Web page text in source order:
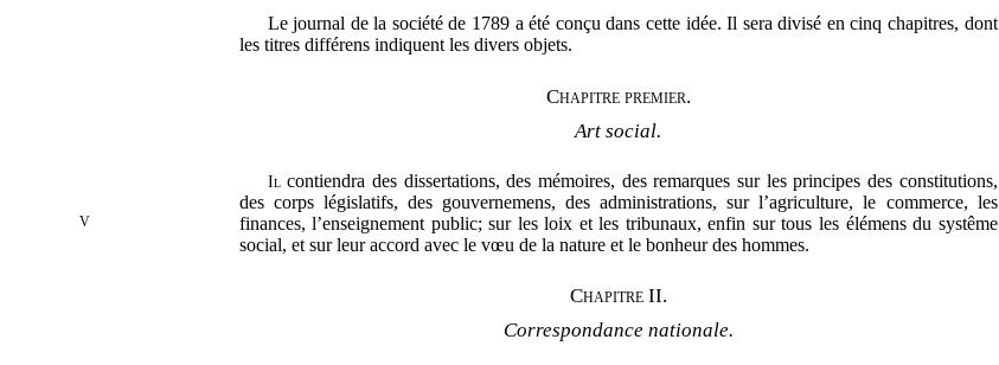
Le journal de la société de 1789 a été conçu dans cette idée. Il sera divisé en cinq chapitres, dont
les titres différens indiquent les divers objets.
Chapitre premier.
Art social.
Ilcontiendra des dissertations, des mémoires, des remarques sur les principes des constitutions,
des corps législatifs, des gouvernemens, des administrations, sur l’agriculture, le commerce, les
finances, l’enseignement public; sur les loix et les tribunaux, enfin sur tous les élémens
V
du systême
social, et sur leur accord avec le vœu de la nature et le bonheur des hommes.
Chapitre II.
Correspondance nationale.